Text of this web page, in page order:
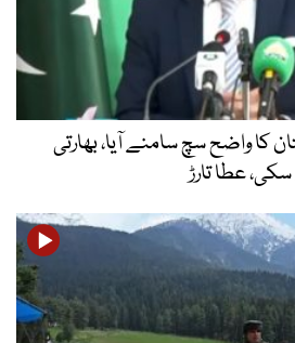
کا واضح سچ سامنے آیا، بھارتی
سکی، عطا تارڑ